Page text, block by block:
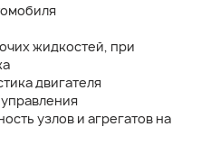
жидкостей, при
двигателя
узлов и агрегатов на